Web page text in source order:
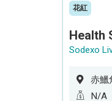
花紅
Sodexo
赤鱲
N/A